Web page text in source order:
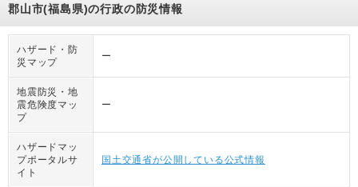
郡山市(福島県)の行政の防災情報
ハザード・防
災マップ
ー
地震防災・地
震危険度マッ
プ
ー
ハザードマッ
プポータルサ
イト
国土交通省が公開している公式情報